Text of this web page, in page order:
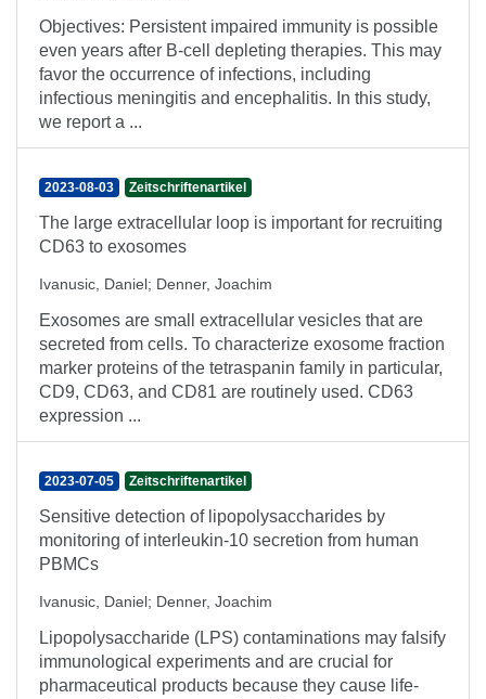
Objectives: Persistent impaired immunity is possible
even years after B-cell depleting therapies. This may
favor the occurrence of infections, including
infectious meningitis and encephalitis. In this study,
we report a ...
2023-08-03 Zeitschriftenartikel
The large extracellular loop is important for recruiting
CD63 to exosomes
Ivanusic, Daniel; Denner, Joachim
Exosomes are small extracellular vesicles that are
secreted from cells. To characterize exosome fraction
marker proteins of the tetraspanin family in particular,
CD9, CD63, and CD81 are routinely used. CD63
expression ...
2023-07-05 Zeitschriftenartikel
Sensitive detection of lipopolysaccharides by
monitoring of interleukin-10 secretion from human
PBMCs
Ivanusic, Daniel; Denner, Joachim
Lipopolysaccharide (LPS) contaminations may falsify
immunological experiments and are crucial for
pharmaceutical products because they cause life-